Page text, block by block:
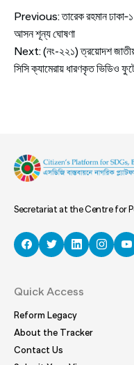
Post
Previous:তারেক রহমান
আসন শূন্য ঘোষণা
Next:(নং-২২১) ত্রয়োদশ জাতীয়
সিসি ক্যামেরায় ধারণকৃত ভিডিও
Secretariat at the Centre for
Quick Access
Reform Legacy
About the Tracker
Contact Us